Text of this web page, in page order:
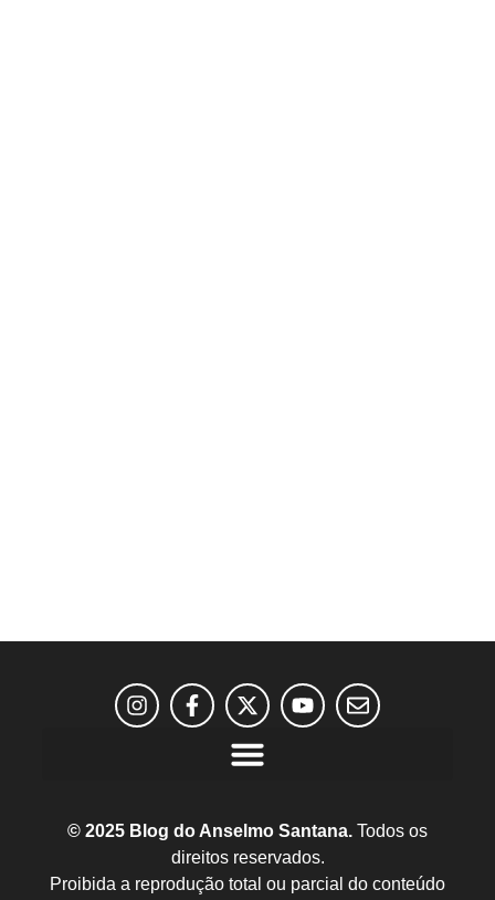
© 2025 Blog do Anselmo Santana. Todos os
direitos reservados.
Proibida a reprodução total ou parcial do conteúdo